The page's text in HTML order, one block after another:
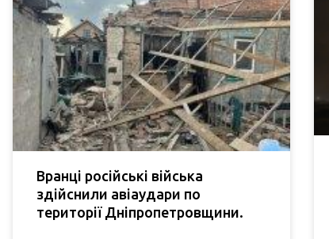
Вранці російські війська
здійснили авіаудари по
території Дніпропетровщини.